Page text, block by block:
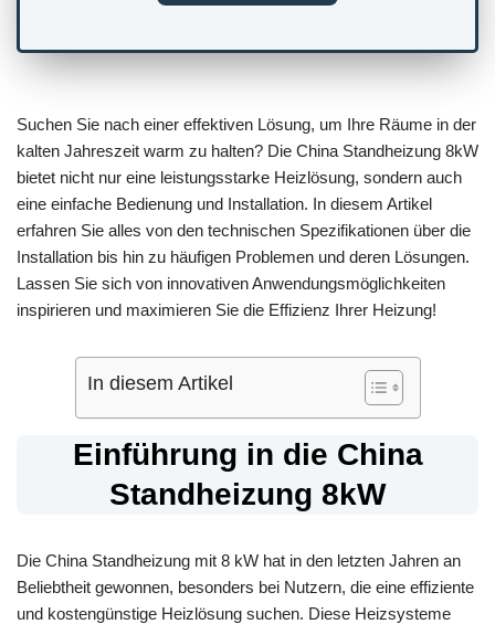
Suchen Sie nach einer effektiven Lösung, um Ihre Räume in der
kalten Jahreszeit warm zu halten? Die China Standheizung 8kW
bietet nicht nur eine leistungsstarke Heizlösung, sondern auch
eine einfache Bedienung und Installation. In diesem Artikel
erfahren Sie alles von den technischen Spezifikationen über die
Installation bis hin zu häufigen Problemen und deren Lösungen.
Lassen Sie sich von innovativen Anwendungsmöglichkeiten
inspirieren und maximieren Sie die Effizienz Ihrer Heizung!
In diesem Artikel
Einführung in die China
Standheizung 8kW
Die China Standheizung mit 8 kW hat in den letzten Jahren an
Beliebtheit gewonnen, besonders bei Nutzern, die eine effiziente
und kostengünstige Heizlösung suchen. Diese Heizsysteme